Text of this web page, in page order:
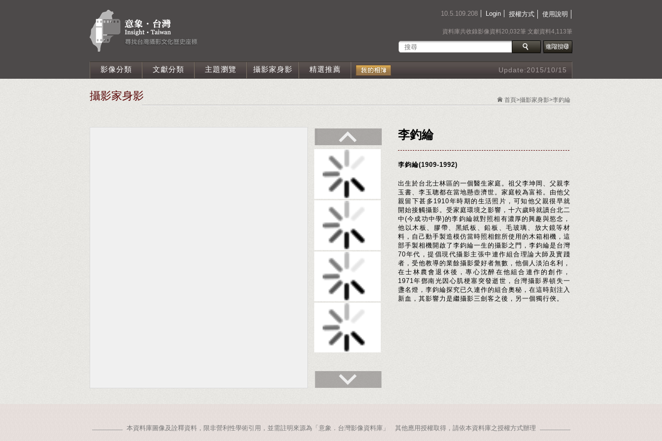
使用說明
授權方式
Login
10.5.109.208
資料庫共收錄影像資料20,032筆 文獻資料4,113筆
影像分類 文獻分類 主題瀏覽 攝影家身影 精選推薦 Update:2015/10/15
攝影家身影 首頁>攝影家身影>李釣綸
李釣綸
李鈞綸(1909-1992)
出生於台北士林區的一個醫生家庭。祖父李坤岡、父親李
玉書、李玉聰都在當地懸壺濟世。家庭較為富裕。由他父
親留下甚多1910年時期的生活照片，可知他父親很早就
開始接觸攝影。受家庭環境之影響，十六歲時就讀台北二
中(今成功中學)的李鈞綸就對照相有濃厚的興趣與慾念，
他以木板、膠帶、黑紙板、鉛板、毛玻璃、放大鏡等材
料，自己動手製造模仿當時照相館所使用的木箱相機，這
部手製相機開啟了李鈞綸一生的攝影之門，李鈞綸是台灣
70年代，提倡現代攝影主張中連作組合理論大師及實踐
者，受他教導的業餘攝影愛好者無數，他個人淡泊名利，
在士林農會退休後，專心沈醉在他組合連作的創作，
1971年鄧南光因心肌梗塞突發逝世，台灣攝影界頓失一
盞名燈，李鈞綸探究已久連作的組合奧秘，在這時刻注入
新血，其影響力是繼攝影三劍客之後，另一個獨行俠。
本資料庫圖像及詮釋資料，限非營利性學術引用，並需註明來源為「意象．台灣影像資料庫」 其他應用授權取得，請依本資料庫之授權方式辦理